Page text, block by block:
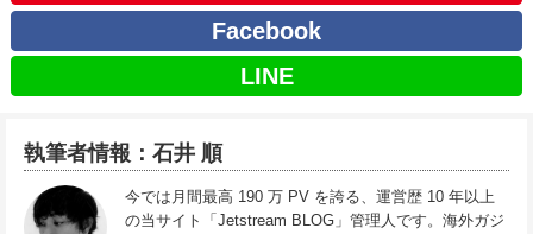
Facebook
LINE
執筆者情報：石井 順
今では月間最高 190 万 PV を誇る、運営歴 10 年以上
の当サイト「Jetstream BLOG」管理人です。海外ガジ